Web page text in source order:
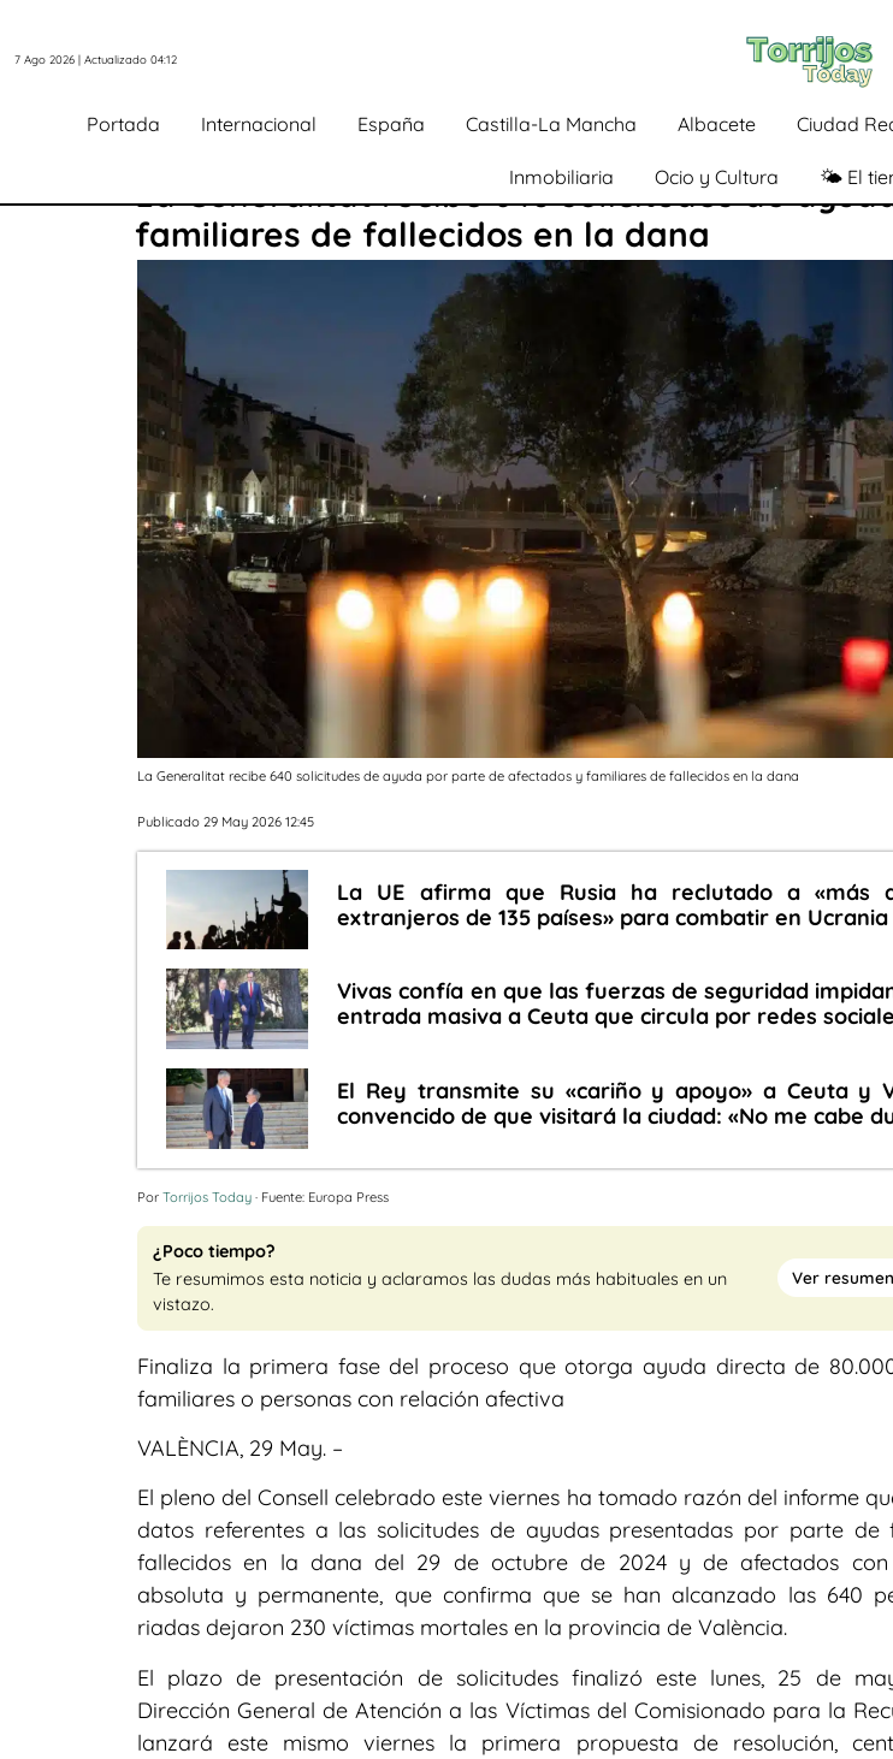
7 Ago 2026 | Actualizado 04:12
Portada Internacional España Castilla-La Mancha Albacete Ciudad
Inmobiliaria Ocio y Cultura 🌤️ El
La Generalitat recibe 640 solicitudes de
familiares de fallecidos en la dana
La Generalitat recibe 640 solicitudes de ayuda por parte de afectados y familiares de fallecidos en la dana
Publicado 29 May 2026 12:45
La UE afirma que Rusia ha reclutado a «más
extranjeros de 135 países» para combatir en Ucrania
Vivas confía en que las fuerzas de seguridad
entrada masiva a Ceuta que circula por redes
El Rey transmite su «cariño y apoyo» a Ceuta y
convencido de que visitará la ciudad: «No me cabe
Por Torrijos Today · Fuente: Europa Press
¿Poco tiempo?
Te resumimos esta noticia y aclaramos las dudas más habituales en un
vistazo.
Ver
Finaliza la primera fase del proceso que otorga ayuda directa de
familiares o personas con relación afectiva
VALÈNCIA, 29 May. –
El pleno del Consell celebrado este viernes ha tomado razón del informe
datos referentes a las solicitudes de ayudas presentadas por parte de
fallecidos en la dana del 29 de octubre de 2024 y de afectados con
absoluta y permanente, que confirma que se han alcanzado las 640
riadas dejaron 230 víctimas mortales en la provincia de València.
El plazo de presentación de solicitudes finalizó este lunes, 25 de
Dirección General de Atención a las Víctimas del Comisionado para la
lanzará este mismo viernes la primera propuesta de resolución,